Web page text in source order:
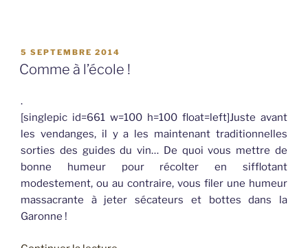
que
les
pas
! »
PUBLIÉ
LE
5 SEPTEMBRE 2014
Comme à l’école !
.
[singlepic id=661 w=100 h=100 float=left]Juste avant
les vendanges, il y a les maintenant traditionnelles
sorties des guides du vin… De quoi vous mettre de
bonne humeur pour récolter en sifflotant
modestement, ou au contraire, vous filer une humeur
massacrante à jeter sécateurs et bottes dans la
Garonne !